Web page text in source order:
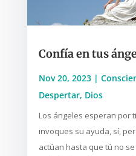
Confía en tus
Nov 20, 2023|
Despertar, Dios
Los ángeles esperan por
invoques su ayuda, sí,
actúan hasta que tú no